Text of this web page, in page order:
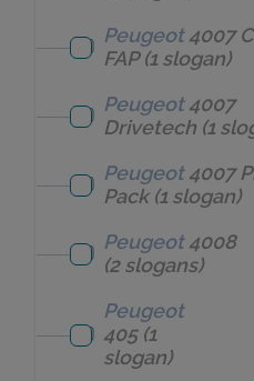
Peugeot 4007
FAP(1 slogan)
Peugeot 4007
Drivetech (1
Peugeot 4007
Pack(1 slogan)
Peugeot 4008
(2 slogans)
Peugeot
405(1
slogan)